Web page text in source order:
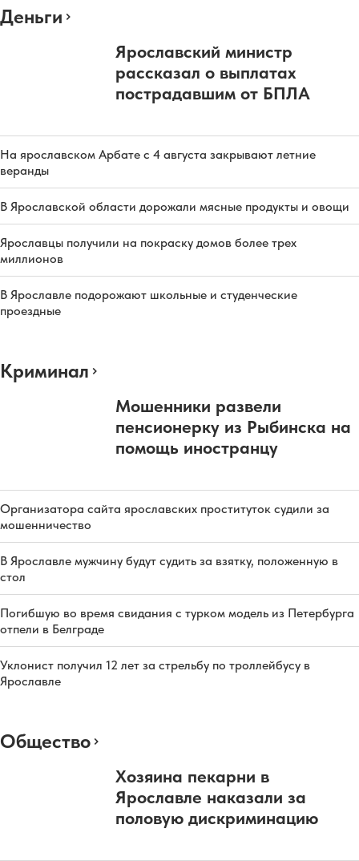
Деньги
Ярославский министр
рассказал о выплатах
пострадавшим от БПЛА
На ярославском Арбате с 4 августа закрывают летние
веранды
В Ярославской области дорожали мясные продукты и овощи
Ярославцы получили на покраску домов более трех
миллионов
В Ярославле подорожают школьные и студенческие
проездные
Криминал
Мошенники развели
пенсионерку из Рыбинска на
помощь иностранцу
Организатора сайта ярославских проституток судили за
мошенничество
В Ярославле мужчину будут судить за взятку, положенную в
стол
Погибшую во время свидания с турком модель из Петербурга
отпели в Белграде
Уклонист получил 12 лет за стрельбу по троллейбусу в
Ярославле
Общество
Хозяина пекарни в
Ярославле наказали за
половую дискриминацию